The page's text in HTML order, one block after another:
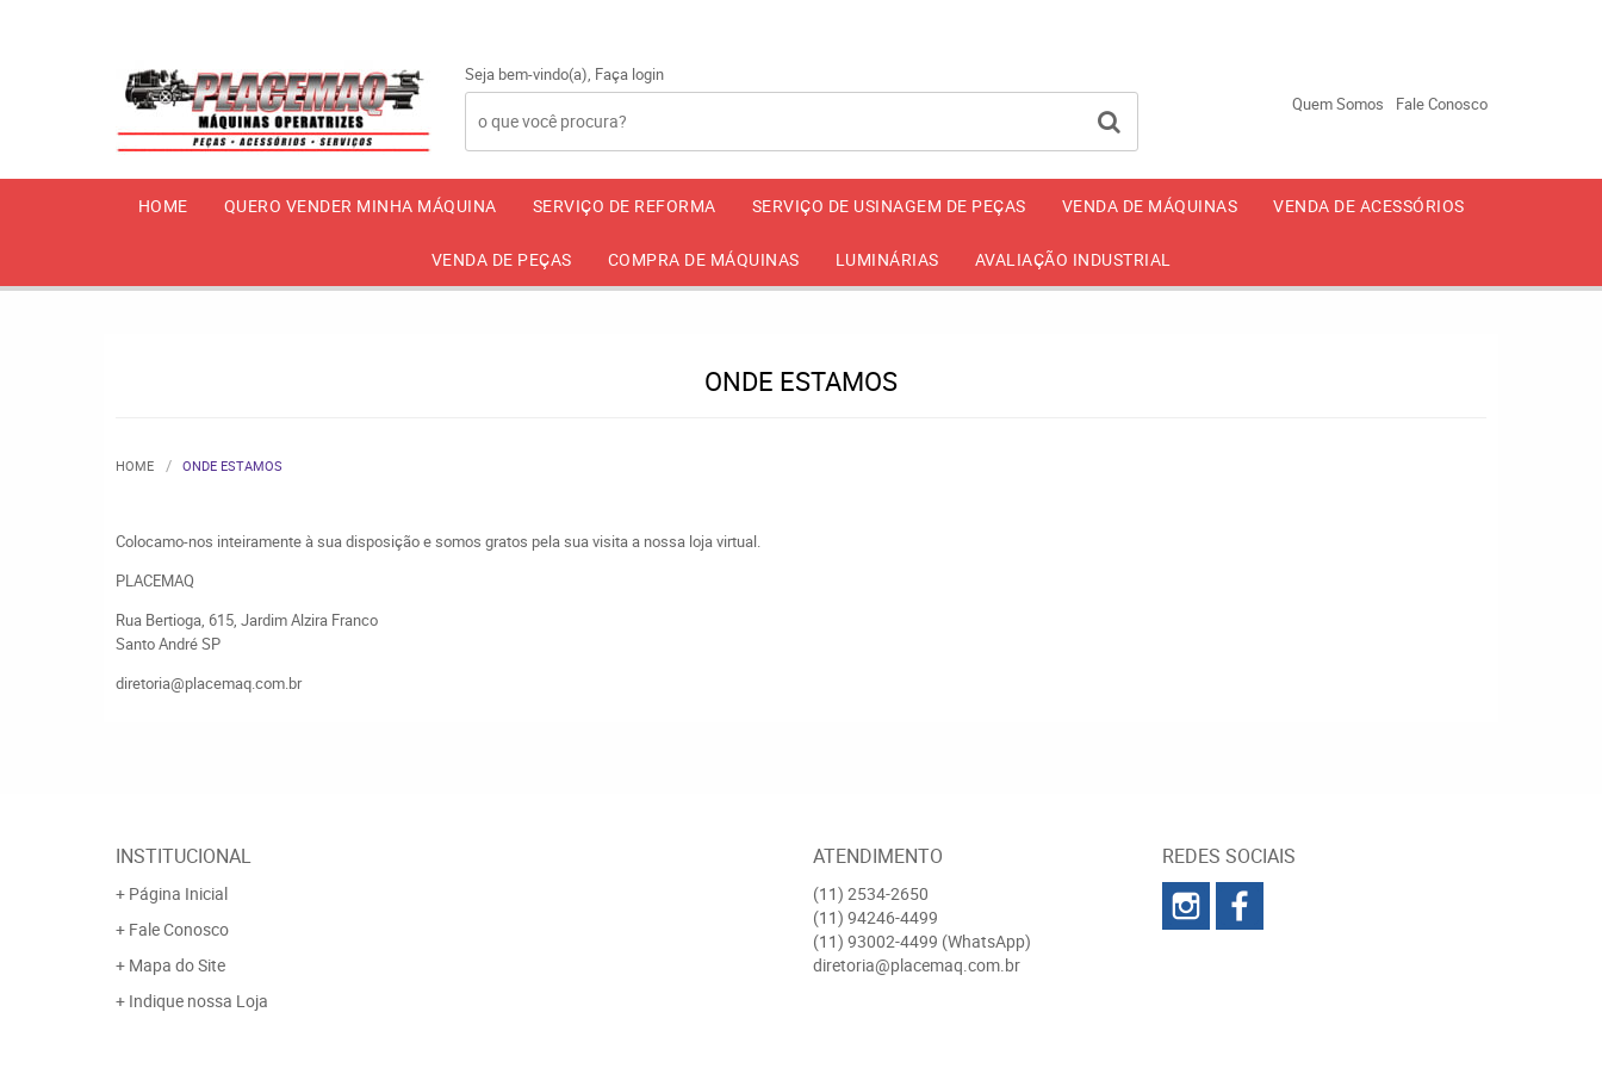
Seja bem-vindo(a), Faça login
Quem Somos
Fale Conosco
HOME QUERO VENDER MINHA MÁQUINA SERVIÇO DE REFORMA SERVIÇO DE USINAGEM DE PEÇAS VENDA DE MÁQUINAS VENDA DE ACESSÓRIOS
VENDA DE PEÇAS COMPRA DE MÁQUINAS LUMINÁRIAS AVALIAÇÃO INDUSTRIAL
ONDE ESTAMOS
HOME ONDE ESTAMOS
Colocamo-nos inteiramente à sua disposição e somos gratos pela sua visita a nossa loja virtual.
PLACEMAQ
Rua Bertioga, 615, Jardim Alzira Franco
Santo André SP
diretoria@placemaq.com.br
INSTITUCIONAL
Página Inicial
Fale Conosco
Mapa do Site
Indique nossa Loja
ATENDIMENTO
(11) 2534-2650
(11) 94246-4499
(11) 93002-4499 (WhatsApp)
diretoria@placemaq.com.br
REDES SOCIAIS